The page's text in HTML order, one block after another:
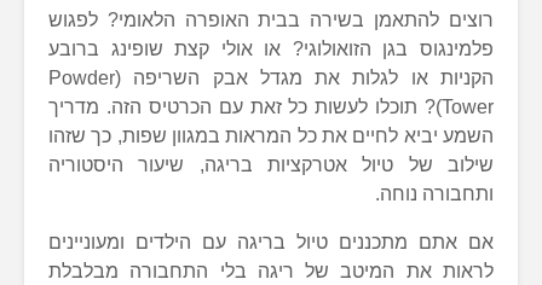
רוצים להתאמן בשירה בבית האופרה הלאומי? לפגוש
פלמינגוס בגן הזואולוגי? או אולי קצת שופינג ברובע
הקניות או לגלות את מגדל אבק השריפה (Powder
Tower)? תוכלו לעשות כל זאת עם הכרטיס הזה. מדריך
השמע יביא לחיים את כל המראות במגוון שפות, כך שזהו
שילוב של טיול אטרקציות בריגה, שיעור היסטוריה
ותחבורה נוחה.
אם אתם מתכננים טיול בריגה עם הילדים ומעוניינים
לראות את המיטב של ריגה בלי התחבורה מבלבלת